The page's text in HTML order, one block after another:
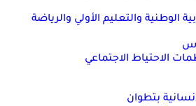
الوطنية والتعليم الأولي والرياضة
الاحتياط الاجتماعي
بتطوان